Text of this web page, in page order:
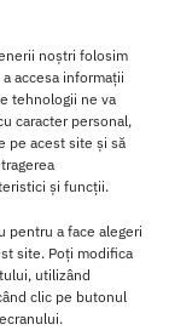
noștri folosim
accesa informații
tehnologii ne va
caracter personal,
pe acest site și să
și funcții.
pentru a face alegeri
site. Poți modifica
utilizând
clic pe butonul
lichid pentru
sporita oricarui
cu rezultatele
a Satisfyer Pro 2